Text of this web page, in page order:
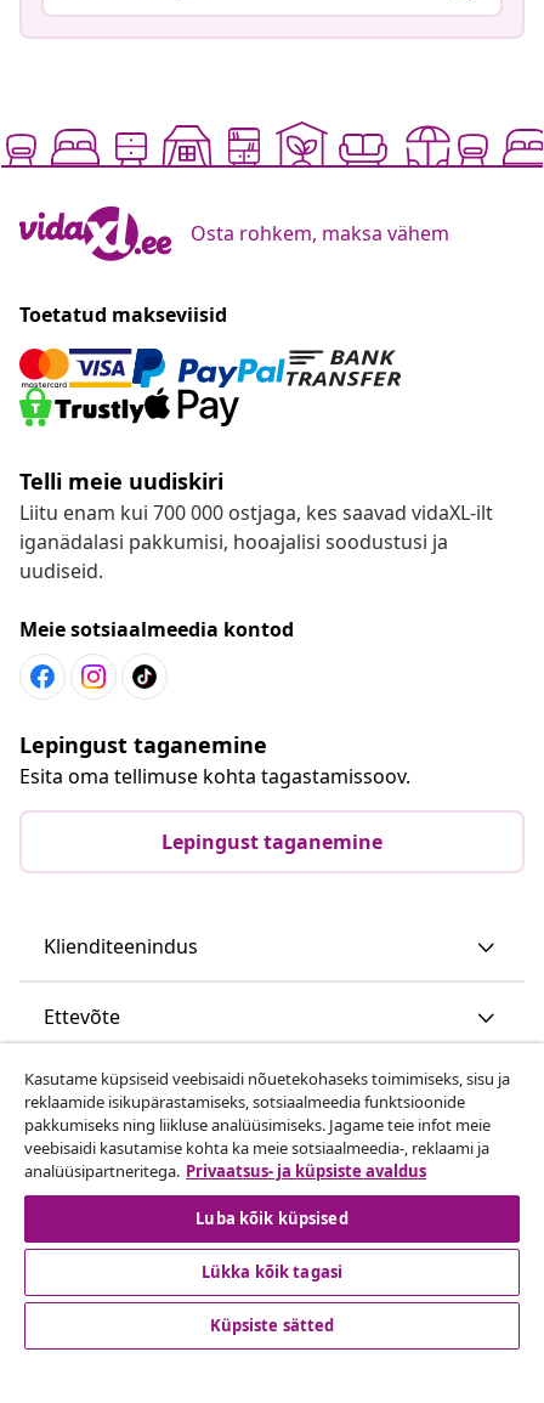
Osta rohkem, maksa vähem
Toetatud makseviisid
Telli meie uudiskiri
Liitu enam kui 700 000 ostjaga, kes saavad vidaXL-ilt
iganädalasi pakkumisi, hooajalisi soodustusi ja
uudiseid.
Meie sotsiaalmeedia kontod
Lepingust taganemine
Esita oma tellimuse kohta tagastamissoov.
Lepingust taganemine
Klienditeenindus
Ettevõte
vidaXL
Vaata rohkem
© 2008-2026 vidaXL www.vidaxl.ee on vidaXL Marketplace
Kasutame küpsiseid veebisaidi nõuetekohaseks toimimiseks, sisu ja
reklaamide isikupärastamiseks, sotsiaalmeedia funktsioonide
pakkumiseks ning liikluse analüüsimiseks. Jagame teie infot meie
veebisaidi kasutamise kohta ka meie sotsiaalmeedia-, reklaami ja
analüüsipartneritega. Privaatsus- ja küpsiste avaldus
Luba kõik küpsised
Lükka kõik tagasi
Küpsiste sätted